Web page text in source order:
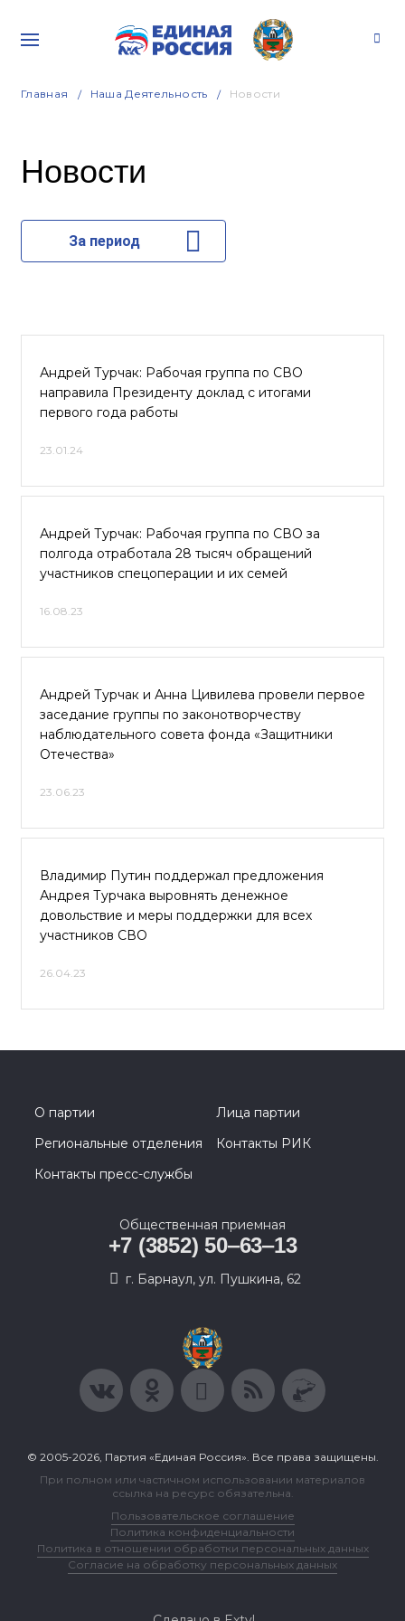
Главная Наша Деятельность Новости
Новости
За период
Андрей Турчак: Рабочая группа по СВО
направила Президенту доклад с итогами
первого года работы
23.01.24
Андрей Турчак: Рабочая группа по СВО за
полгода отработала 28 тысяч обращений
участников спецоперации и их семей
16.08.23
Андрей Турчак и Анна Цивилева провели первое
заседание группы по законотворчеству
наблюдательного совета фонда «Защитники
Отечества»
23.06.23
Владимир Путин поддержал предложения
Андрея Турчака выровнять денежное
довольствие и меры поддержки для всех
участников СВО
26.04.23
О партии
Лица партии
Региональные отделения
Контакты РИК
Контакты пресс-службы
Общественная приемная
+7 (3852) 50‒63‒13
г. Барнаул, ул. Пушкина, 62
© 2005-2026, Партия «Единая Россия». Все права защищены.
При полном или частичном использовании материалов
ссылка на ресурс обязательна.
Пользовательское соглашение
Политика конфиденциальности
Политика в отношении обработки персональных данных
Согласие на обработку персональных данных